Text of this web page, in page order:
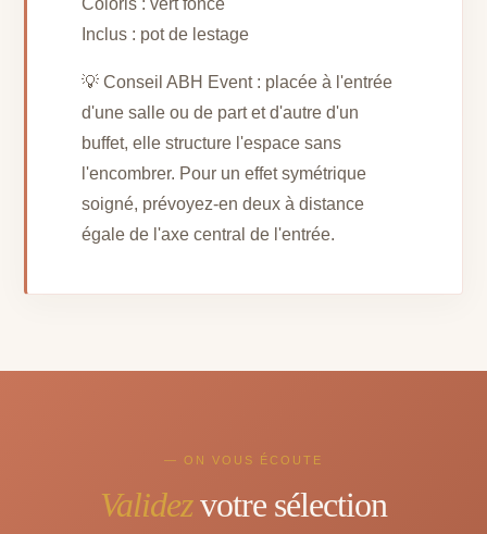
Coloris : vert foncé
Inclus : pot de lestage
💡 Conseil ABH Event : placée à l'entrée
d'une salle ou de part et d'autre d'un
buffet, elle structure l'espace sans
l'encombrer. Pour un effet symétrique
soigné, prévoyez-en deux à distance
égale de l'axe central de l'entrée.
— ON VOUS ÉCOUTE
Validezvotre sélection